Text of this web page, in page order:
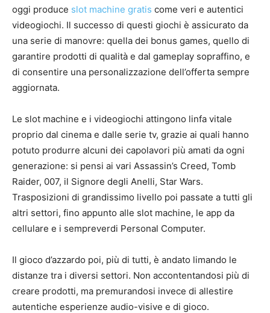
oggi produce slot machine gratis come veri e autentici
videogiochi. Il successo di questi giochi è assicurato da
una serie di manovre: quella dei bonus games, quello di
garantire prodotti di qualità e dal gameplay sopraffino, e
di consentire una personalizzazione dell’offerta sempre
aggiornata.
Le slot machine e i videogiochi attingono linfa vitale
proprio dal cinema e dalle serie tv, grazie ai quali hanno
potuto produrre alcuni dei capolavori più amati da ogni
generazione: si pensi ai vari Assassin’s Creed, Tomb
Raider, 007, il Signore degli Anelli, Star Wars.
Trasposizioni di grandissimo livello poi passate a tutti gli
altri settori, fino appunto alle slot machine, le app da
cellulare e i sempreverdi Personal Computer.
Il gioco d’azzardo poi, più di tutti, è andato limando le
distanze tra i diversi settori. Non accontentandosi più di
creare prodotti, ma premurandosi invece di allestire
autentiche esperienze audio-visive e di gioco.